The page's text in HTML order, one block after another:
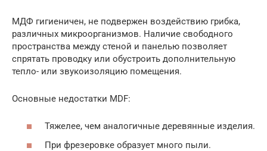
МДФ гигиеничен, не подвержен воздействию грибка,
различных микроорганизмов. Наличие свободного
пространства между стеной и панелью позволяет
спрятать проводку или обустроить дополнительную
тепло- или звукоизоляцию помещения.
Основные недостатки MDF:
Тяжелее, чем аналогичные деревянные изделия.
При фрезеровке образует много пыли.